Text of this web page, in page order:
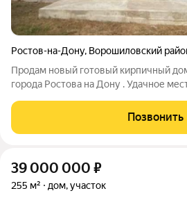
Ростов-на-Дону, Ворошиловский
Продам новый готовый кирпичный
города Ростова на Дону . Удачное
современные дома вокруг. Дом
кирпича , большие
Позвонить
39 000 000 ₽
255 м² дом, участок